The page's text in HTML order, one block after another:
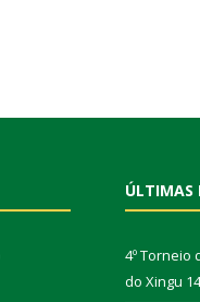
ÚLTIMAS
4º Torneio
do Xingu